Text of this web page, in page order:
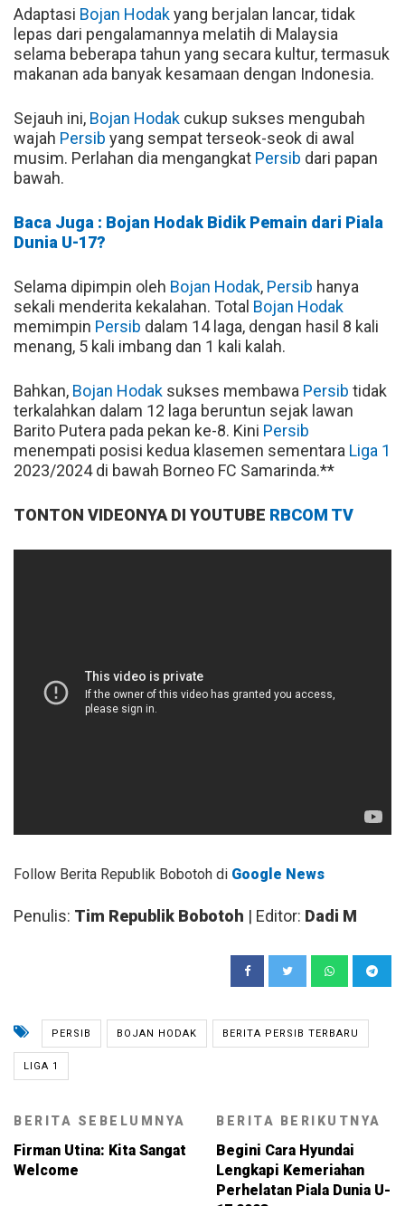
Adaptasi Bojan Hodakyang berjalan lancar, tidak
lepas dari pengalamannya melatih di Malaysia
selama beberapa tahun yang secara kultur, termasuk
makanan ada banyak kesamaan dengan Indonesia.
Sejauh ini, Bojan Hodak cukup sukses mengubah
wajah Persib yang sempat terseok-seok di awal
musim. Perlahan dia mengangkat Persib dari papan
bawah.
Baca Juga : Bojan Hodak Bidik Pemain dari Piala
Dunia U-17?
Selama dipimpin oleh Bojan Hodak, Persib hanya
sekali menderita kekalahan. Total Bojan Hodak
memimpin Persib dalam 14 laga, dengan hasil 8 kali
menang, 5 kali imbang dan 1 kali kalah.
Bahkan, Bojan Hodak sukses membawa Persib tidak
terkalahkan dalam 12 laga beruntun sejak lawan
Barito Putera pada pekan ke-8. Kini Persib
menempati posisi kedua klasemen sementara Liga 1
2023/2024 di bawah Borneo FC Samarinda.**
TONTON VIDEONYA DI YOUTUBE RBCOM TV
Follow Berita Republik Bobotoh di Google News
Penulis: Tim Republik Bobotoh | Editor: Dadi M
PERSIB BOJAN HODAK BERITA PERSIB TERBARU
LIGA 1
BERITA SEBELUMNYA
Firman Utina: Kita Sangat
Welcome
BERITA BERIKUTNYA
Begini Cara Hyundai
Lengkapi Kemeriahan
Perhelatan Piala Dunia U-